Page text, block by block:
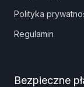
Polityka
Regulamin
Bezpieczne